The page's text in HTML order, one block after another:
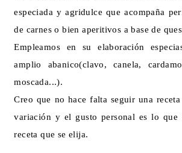
especiada y agridulce que acompaña
de carnes o bien aperitivos a base de
Empleamos en su elaboración
amplio abanico(clavo, canela,
moscada...).
Creo que no hace falta seguir una
variación y el gusto personal es lo que
receta que se elija.